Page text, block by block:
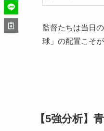
監督たちは当日
球」の配置こそ
【5強分析】